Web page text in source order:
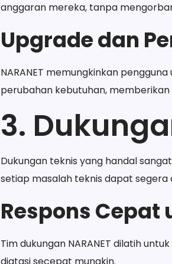
anggaran mereka, tanpa
Upgrade dan
NARANET memungkinkan
perubahan kebutuhan, memberikan
3.
Dukungan teknis yang handal
setiap masalah teknis dapat segera
Respons Cepat
Tim dukungan NARANET dilatih